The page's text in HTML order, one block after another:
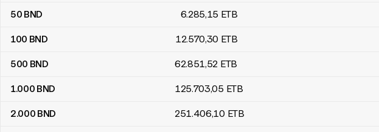
50 BND 6.285,15 ETB
100 BND 12.570,30 ETB
500 BND 62.851,52 ETB
1.000 BND 125.703,05 ETB
2.000 BND 251.406,10 ETB